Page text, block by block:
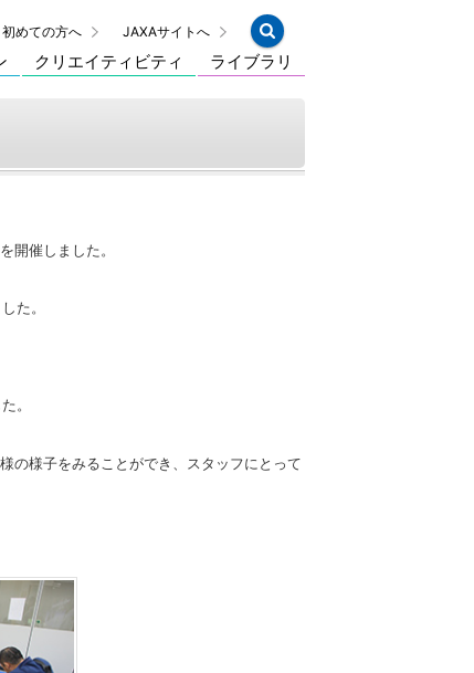
初めての方へ JAXAサイトへ
クリエイティビティ ライブラリ
開催しました。
た。
。
の様子をみることができ、スタッフにとって